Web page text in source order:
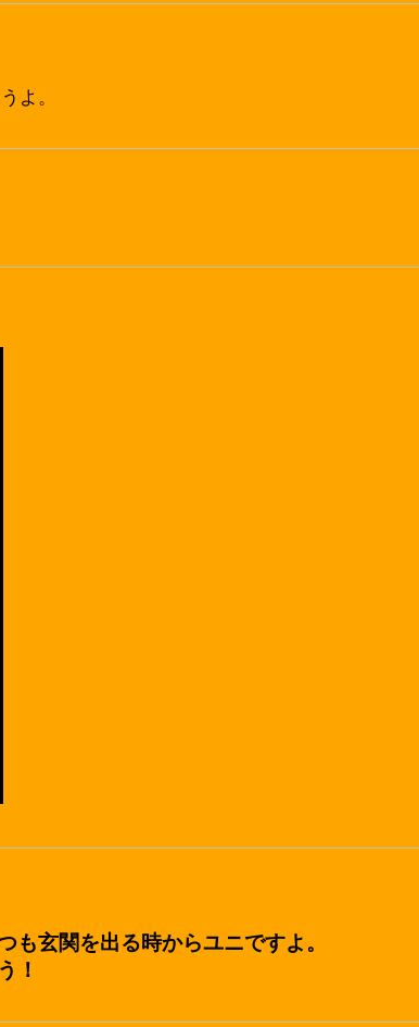
よ。
玄関を出る時からユニですよ。
！